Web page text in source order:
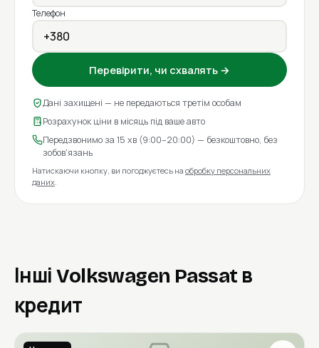
Телефон
Перевірити, чи схвалять →
Дані захищені — не передаються третім особам
Розрахунок ціни в місяць під ваше авто
Передзвонимо за 15 хв (9:00–20:00) — безкоштовно, без
зобов'язань
Натискаючи кнопку, ви погоджуєтесь на обробку персональних
даних.
Інші Volkswagen Passat в
кредит